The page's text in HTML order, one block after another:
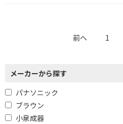
前へ 1
メーカーから探す
パナソニック
ブラウン
小泉成器